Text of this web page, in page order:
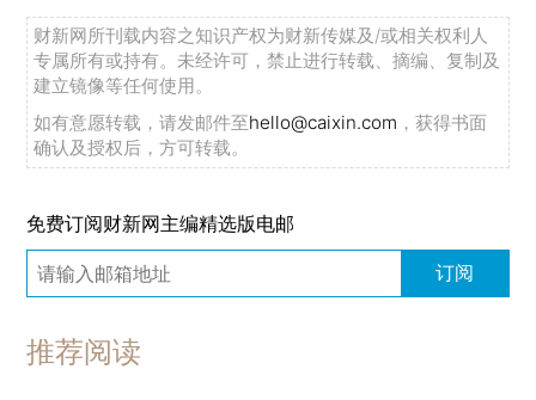
财新网所刊载内容之知识产权为财新传媒及/或相关权利人
专属所有或持有。未经许可，禁止进行转载、摘编、复制及
建立镜像等任何使用。
如有意愿转载，请发邮件至hello@caixin.com ，获得书面
确认及授权后，方可转载。
免费订阅财新网主编精选版电邮
订阅
推荐阅读